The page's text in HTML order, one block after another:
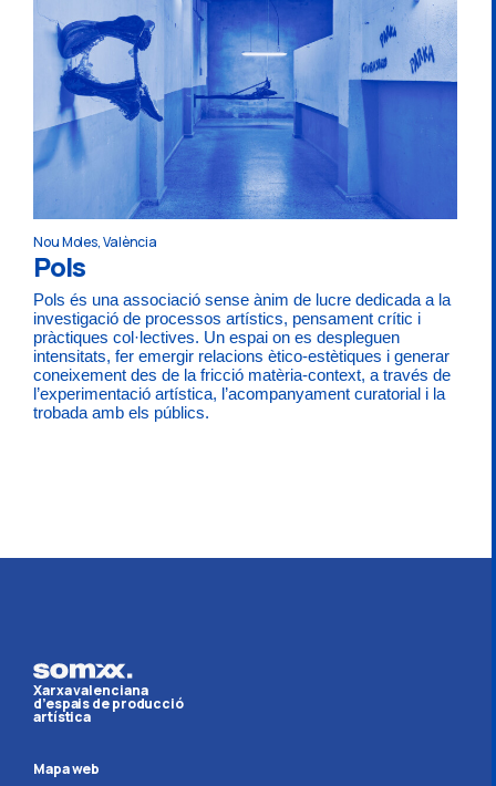
Nou Moles, València
Pols
Pols és una associació sense ànim de lucre dedicada a la
investigació de processos artístics, pensament crític i
pràctiques col·lectives. Un espai on es despleguen
intensitats, fer emergir relacions ètico-estètiques i generar
coneixement des de la fricció matèria-context, a través de
l’experimentació artística, l’acompanyament curatorial i la
trobada amb els públics.
Xarxa valenciana
d’espais de producció
artística
Mapa web